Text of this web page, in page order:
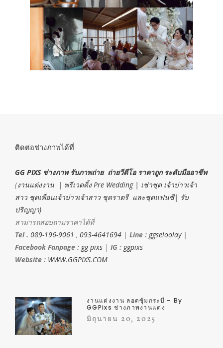
ติดต่อช่างภาพได้ที่
GG PIXS ช่างภาพ รับภาพถ่าย ถ่ายวีดีโอ ราคาถูก ระดับมืออาชีพ
(งานแต่งงาน | พรีเวดดิ้ง Pre Wedding | เช่าชุด เจ้าบ่าวเจ้า
สาว ชุดเพื่อนเจ้าบ่าวเจ้าสาว ชุดราตรี และชุดแฟนซี| รับ
ปริญญา)
สามารถสอบถามราคาได้ที่
Tel . 089-196-9061 , 093-4641694 | Line : ggseloolay|
Facebook Fanpage : gg pixs | IG : ggpixs
Website : WWW.GGPIXS.COM
งานแต่งงาน ลอดซุ้มกระบี่ – By
GGPixs ช่างภาพงานแต่ง
มิถุนายน 20, 2025